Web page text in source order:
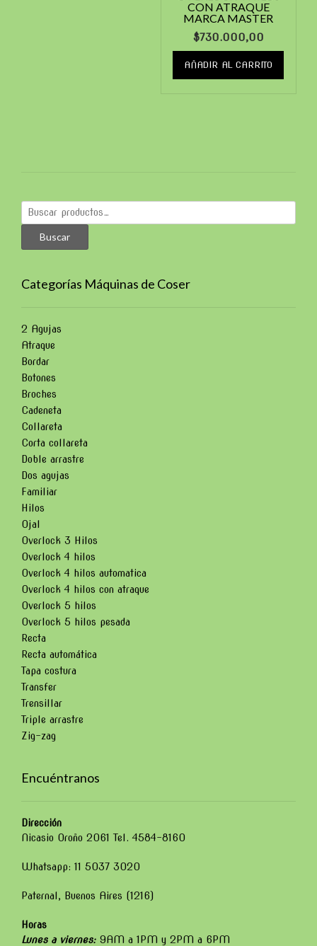
CON ATRAQUE
MARCA MASTER
$730.000,00
AÑADIR AL CARRITO
Buscar
por:
Buscar
Categorías Máquinas de Coser
2 Agujas
Atraque
Bordar
Botones
Broches
Cadeneta
Collareta
Corta collareta
Doble arrastre
Dos agujas
Familiar
Hilos
Ojal
Overlock 3 Hilos
Overlock 4 hilos
Overlock 4 hilos automatica
Overlock 4 hilos con atraque
Overlock 5 hilos
Overlock 5 hilos pesada
Recta
Recta automática
Tapa costura
Transfer
Trensillar
Triple arrastre
Zig-zag
Encuéntranos
Dirección
Nicasio Oroño 2061 Tel. 4584-8160
Whatsapp: 11 5037 3020
Paternal, Buenos Aires (1216)
Horas
Lunes a viernes:9AM a 1PM y 2PM a 6PM